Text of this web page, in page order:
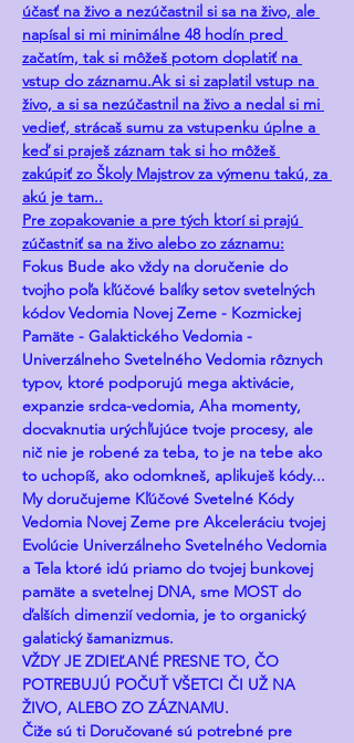
účasť na živo a nezúčastnil si sa na živo, ale
napísal si mi minimálne 48 hodín pred
začatím, tak si môžeš potom doplatiť na
vstup do záznamu.Ak si si zaplatil vstup na
živo, a si sa nezúčastnil na živo a nedal si mi
vedieť, strácaš sumu za vstupenku úplne a
keď si praješ záznam tak si ho môžeš
zakúpiť zo Školy Majstrov za výmenu takú, za
akú je tam..
Pre zopakovanie a pre tých ktorí si prajú
zúčastniť sa na živo alebo zo záznamu:
Fokus Bude ako vždy na doručenie do
tvojho poľa kľúčové balíky setov svetelných
kódov Vedomia Novej Zeme - Kozmickej
Pamäte - Galaktického Vedomia -
Univerzálneho Svetelného Vedomia rôznych
typov, ktoré podporujú mega aktivácie,
expanzie srdca-vedomia, Aha momenty,
docvaknutia urýchľujúce tvoje procesy, ale
nič nie je robené za teba, to je na tebe ako
to uchopíš, ako odomkneš, aplikuješ kódy...
My doručujeme Kľúčové Svetelné Kódy
Vedomia Novej Zeme pre Akceleráciu tvojej
Evolúcie Univerzálneho Svetelného Vedomia
a Tela ktoré idú priamo do tvojej bunkovej
pamäte a svetelnej DNA, sme MOST do
ďalších dimenzií vedomia, je to organický
galatický šamanizmus.
VŽDY JE ZDIEĽANÉ PRESNE TO, ČO
POTREBUJÚ POČUŤ VŠETCI ČI UŽ NA
ŽIVO, ALEBO ZO ZÁZNAMU.
Čiže sú ti Doručované sú potrebné pre